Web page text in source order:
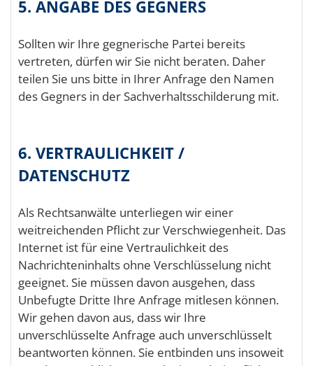
5. ANGABE DES GEGNERS
Sollten wir Ihre gegnerische Partei bereits
vertreten, dürfen wir Sie nicht beraten. Daher
teilen Sie uns bitte in Ihrer Anfrage den Namen
des Gegners in der Sachverhaltsschilderung mit.
6. VERTRAULICHKEIT /
DATENSCHUTZ
Als Rechtsanwälte unterliegen wir einer
weitreichenden Pflicht zur Verschwiegenheit. Das
Internet ist für eine Vertraulichkeit des
Nachrichteninhalts ohne Verschlüsselung nicht
geeignet. Sie müssen davon ausgehen, dass
Unbefugte Dritte Ihre Anfrage mitlesen können.
Wir gehen davon aus, dass wir Ihre
unverschlüsselte Anfrage auch unverschlüsselt
beantworten können. Sie entbinden uns insoweit